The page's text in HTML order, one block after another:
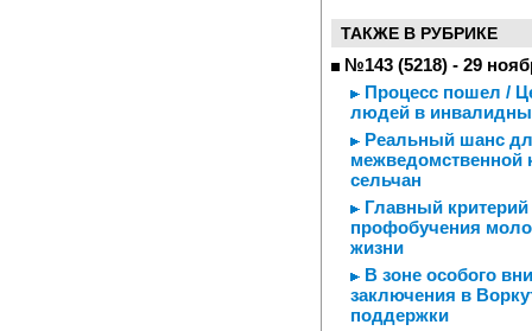
ТАКЖЕ В РУБРИКЕ
№143 (5218) - 29
Процесс пошел /
людей в
Реальный шанс
межведомственной
сельчан
Главный
профобучения
жизни
В зоне особого
заключения в
поддержки